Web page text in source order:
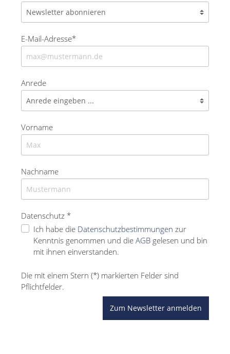
E-Mail-Adresse*
Anrede
Vorname
Nachname
Datenschutz *
Ich habe die Datenschutzbestimmungen zur
Kenntnis genommen und die AGB gelesen und bin
mit ihnen einverstanden.
Die mit einem Stern (*) markierten Felder sind
Pflichtfelder.
Zum Newsletter anmelden